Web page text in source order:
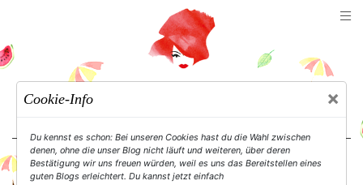
For Women. Not Girls.
Cookie-Info ×
Du kennst es schon: Bei unseren Cookies hast du die Wahl zwischen
denen, ohne die unser Blog nicht läuft und weiteren, über deren
Bestätigung wir uns freuen würden, weil es uns das Bereitstellen eines
guten Blogs erleichtert. Du kannst jetzt einfach